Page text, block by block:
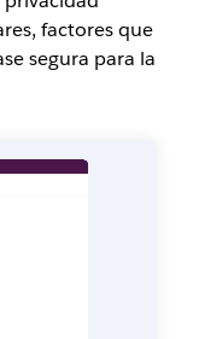
factores que
segura para la